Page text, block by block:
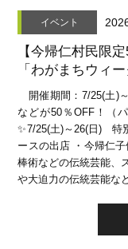
イベント
【今帰仁村民限
「わがまちウィ
開催期間：7/25(土)
などが50％OFF！（
✨7/25(土)～26(日) 特
ースの出店 ・今帰仁
棒術などの伝統芸能、
や大迫力の伝統芸能な